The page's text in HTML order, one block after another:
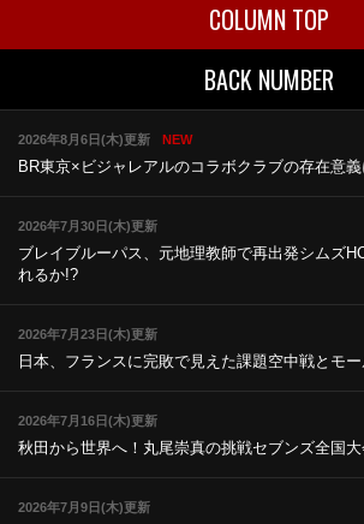
COLUMN TOP
BACK NUMBER
2026年8月6日(木)更新 NEW
BR東京×ビジャレアルのコラボクラブの存在意
2026年7月30日(木)更新
ブレイブルーパス、元地理教師で再出発シムズ
れるか!?
2026年7月23日(木)更新
日本、フランスに完敗で見えた課題空中戦とモ
2026年7月16日(木)更新
秋田から世界へ！丸尾崇真の挑戦セブンズ全国
2026年7月9日(木)更新